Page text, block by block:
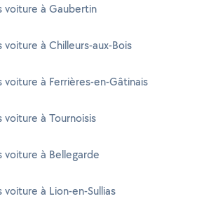
voiture à Gaubertin
voiture à Chilleurs-aux-Bois
voiture à Ferrières-en-Gâtinais
voiture à Tournoisis
voiture à Bellegarde
voiture à Lion-en-Sullias